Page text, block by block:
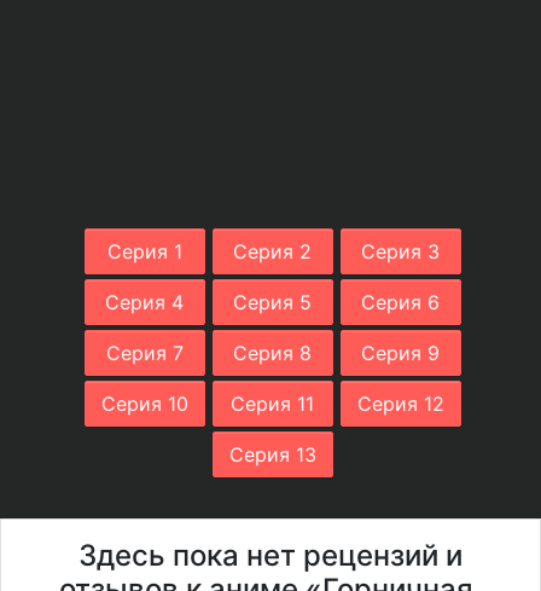
Серия 1 Серия 2 Серия 3
Серия 4 Серия 5 Серия 6
Серия 7 Серия 8 Серия 9
Серия 10 Серия 11 Серия 12
Серия 13
Здесь пока нет рецензий и